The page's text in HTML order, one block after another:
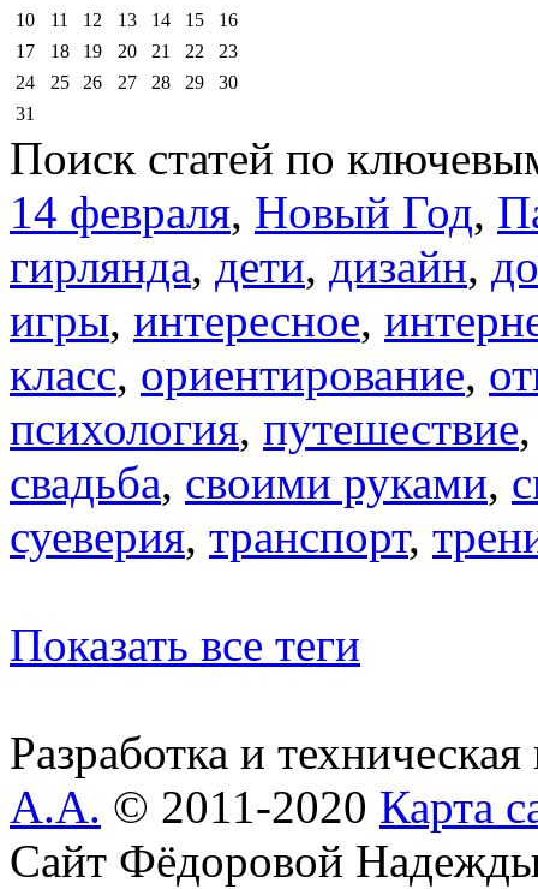
10
11 12 13 14 15
16
17
18 19 20 21 22
23
24
25 26 27 28 29
30
31
Поиск статей по
14 февраля, Новый Год,
гирлянда, дети, дизайн,
игры, интересное,
класс, ориентирование,
психология, путешествие
свадьба, своими руками,
суеверия, транспорт,
Показать все теги
Разработка и
А.А. © 2011-2020 Карта
Сайт Фёдоровой